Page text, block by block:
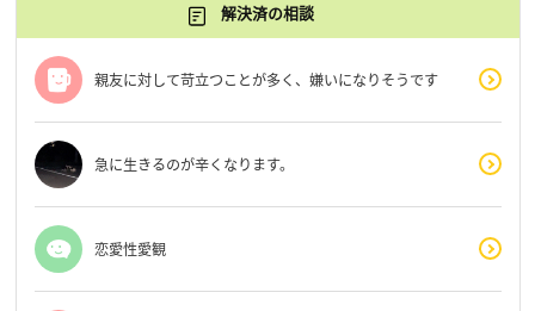
解決済の相談
親友に対して苛立つことが多く、嫌いになりそうです
急に生きるのが辛くなります。
恋愛性愛観